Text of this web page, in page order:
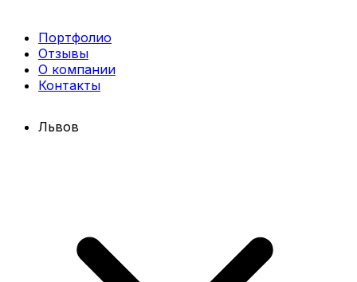
Портфолио
Отзывы
О компании
Контакты
Львов